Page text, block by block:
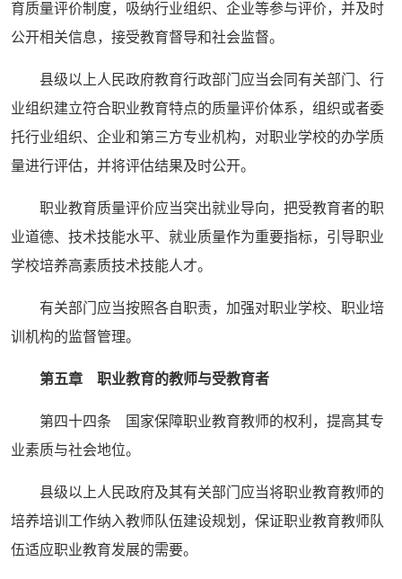
育质量评价制度，吸纳行业组织、企业等参与评价，并及时
公开相关信息，接受教育督导和社会监督。
县级以上人民政府教育行政部门应当会同有关部门、行
业组织建立符合职业教育特点的质量评价体系，组织或者委
托行业组织、企业和第三方专业机构，对职业学校的办学质
量进行评估，并将评估结果及时公开。
职业教育质量评价应当突出就业导向，把受教育者的职
业道德、技术技能水平、就业质量作为重要指标，引导职业
学校培养高素质技术技能人才。
有关部门应当按照各自职责，加强对职业学校、职业培
训机构的监督管理。
第五章 职业教育的教师与受教育者
第四十四条 国家保障职业教育教师的权利，提高其专
业素质与社会地位。
县级以上人民政府及其有关部门应当将职业教育教师的
培养培训工作纳入教师队伍建设规划，保证职业教育教师队
伍适应职业教育发展的需要。